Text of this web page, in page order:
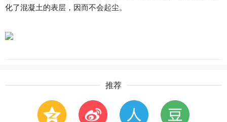
化了混凝土的表层，因而不会起尘。
推荐